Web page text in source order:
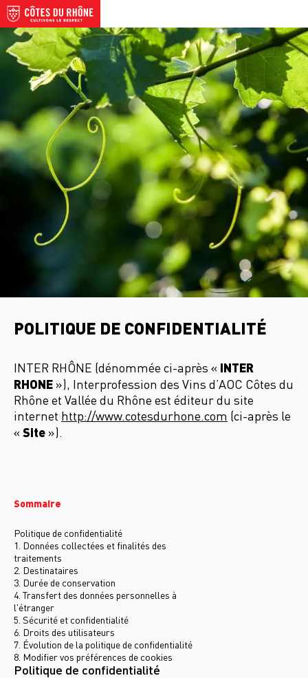
POLITIQUE DE CONFIDENTIALITÉ
INTER RHÔNE (dénommée ci-après « INTER
RHONE »), Interprofession des Vins d’AOC Côtes du
Rhône et Vallée du Rhône est éditeur du site
internet http://www.cotesdurhone.com (ci-après le
« Site »).
Sommaire
Politique de confidentialité
1. Données collectées et finalités des
traitements
2. Destinataires
3. Durée de conservation
4. Transfert des données personnelles à
l'étranger
5. Sécurité et confidentialité
6. Droits des utilisateurs
7. Évolution de la politique de confidentialité
8. Modifier vos préférences de cookies
Politique de confidentialité